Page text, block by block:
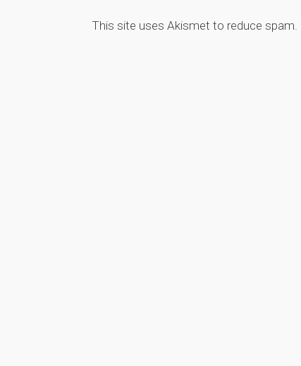
This site uses Akismet to reduce spam.